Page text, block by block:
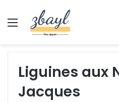
Menu
Liguines aux
Jacques